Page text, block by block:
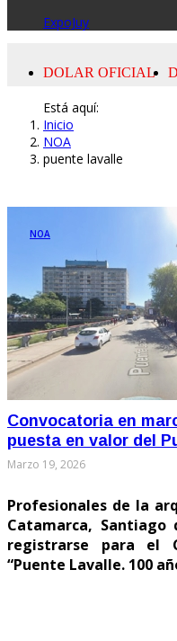
ExpoJuy
Está aquí:
Inicio
NOA
puente lavalle
NOA
Convocatoria en
puesta en valor del
Marzo 19, 2026
Profesionales de la
Catamarca, Santiago
registrarse para el
“Puente Lavalle. 100